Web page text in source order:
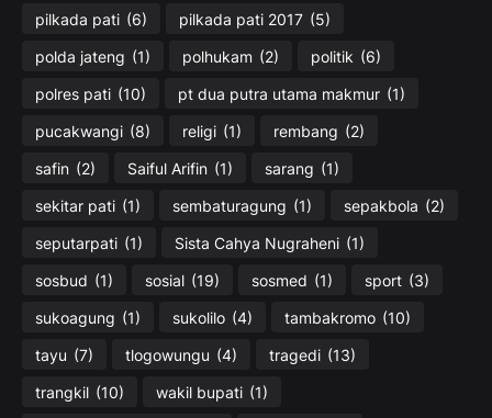
pilkada pati (6) pilkada pati 2017 (5)
polda jateng (1) polhukam (2) politik (6)
polres pati (10) pt dua putra utama makmur (1)
pucakwangi (8) religi (1) rembang (2)
safin (2) Saiful Arifin (1) sarang (1)
sekitar pati (1) sembaturagung (1) sepakbola (2)
seputarpati (1) Sista Cahya Nugraheni (1)
sosbud (1) sosial (19) sosmed (1) sport (3)
sukoagung (1) sukolilo (4) tambakromo (10)
tayu (7) tlogowungu (4) tragedi (13)
trangkil (10) wakil bupati (1)